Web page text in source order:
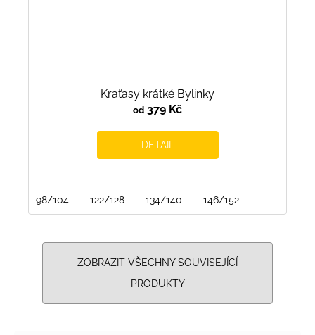
Kraťasy krátké Bylinky
od 379 Kč
DETAIL
98/104 122/128 134/140 146/152
ZOBRAZIT VŠECHNY SOUVISEJÍCÍ
PRODUKTY